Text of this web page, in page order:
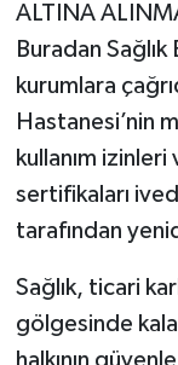
ALTINA
Buradan
kurumlara
Hastanesi’nin
kullanım
sertifikaları
tarafından
Sağlık, ticari
gölgesinde